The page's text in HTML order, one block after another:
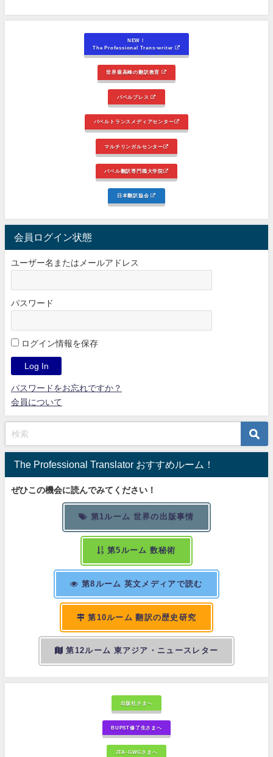
NEW！
The Professional Trans-writer
世界最高峰の翻訳教育
バベルプレス
バベルトランスメディアセンター
マルチリンガルセンター
バベル翻訳専門職大学院
日本翻訳協会
会員ログイン状態
ユーザー名またはメールアドレス
パスワード
ログイン情報を保存
パスワードをお忘れですか？
会員について
The Professional Translator おすすめルーム！
ぜひこの機会に読んでみてください！
第1ルーム 世界の出版事情
第5ルーム 数秘術
第8ルーム 英文メディアで読む
第10ルーム 翻訳の歴史研究
第12ルーム 東アジア・ニュースレター
出版社さまへ
BUPST修了生さまへ
JTA-GWGさまへ